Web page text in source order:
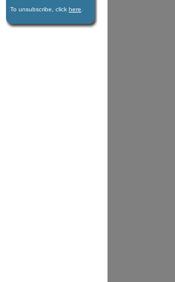
To unsubscribe, click here